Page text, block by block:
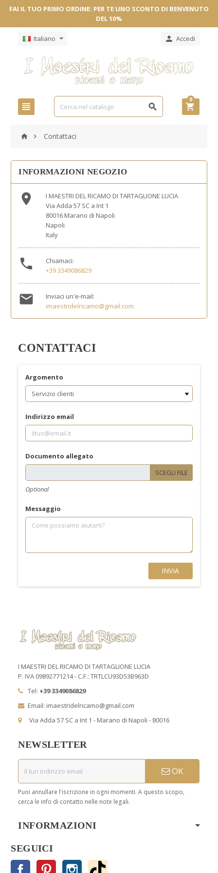
FAI IL TUO PRIMO ORDINE: PER TE UNO SCONTO DI BENVENUTO
DEL 10%
Italiano  Accedi
  
0
  Contattaci
INFORMAZIONI NEGOZIO

I MAESTRI DEL RICAMO DI TARTAGLIONE LUCIA
Via Adda 57 SC a Int 1
80016 Marano di Napoli
Napoli
Italy

Chiamaci:
+39 3349086829

Inviaci un'e-mail:
imaestridelricamo@gmail.com
CONTATTACI
Argomento
Indirizzo email
Documento allegato
SCEGLI FILE
Optional
Messaggio
I MAESTRI DEL RICAMO DI TARTAGLIONE LUCIA
P. IVA 09892771214 - C.F.: TRTLCU93D53B963D
Tel: +39 3349086829
Email: imaestridelricamo@gmail.com
Via Adda 57 SC a Int 1 - Marano di Napoli - 80016
NEWSLETTER
OK
Puoi annullare l'iscrizione in ogni momenti. A questo scopo,
cerca le info di contatto nelle note legali.
INFORMAZIONI
SEGUICI
Facebook Pinterest Instagram